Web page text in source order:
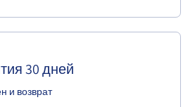
30 дней
и возврат